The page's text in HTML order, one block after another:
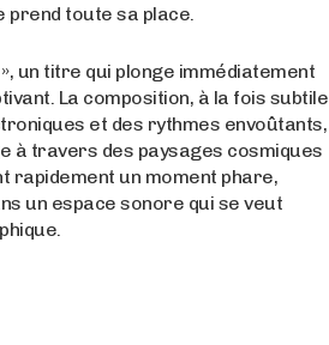
prend toute sa place.
un titre qui plonge immédiatement
La composition, à la fois subtile
et des rythmes envoûtants,
à travers des paysages cosmiques
rapidement un moment phare,
un espace sonore qui se veut